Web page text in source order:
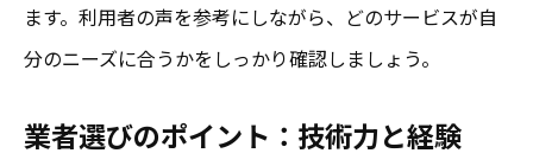
ます。利用者の声を参考にしながら、どのサービスが自
分のニーズに合うかをしっかり確認しましょう。
業者選びのポイント：技術力と経験